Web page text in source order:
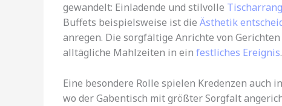
gewandelt: Einladende und stilvolle
Buffets beispielsweise ist die Ästhetik
anregen. Die sorgfältige Anrichte von
alltägliche Mahlzeiten in ein festliches Ereignis.
Eine besondere Rolle spielen Kredenzen auch
wo der Gabentisch mit größter Sorgfalt